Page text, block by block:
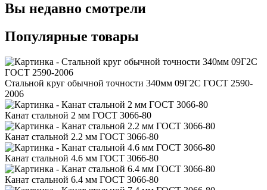
Вы недавно смотрели
Популярные товары
Стальной круг обычной точности 340мм 09Г2С ГОСТ 2590-
2006
Канат стальной 2 мм ГОСТ 3066-80
Канат стальной 2.2 мм ГОСТ 3066-80
Канат стальной 4.6 мм ГОСТ 3066-80
Канат стальной 6.4 мм ГОСТ 3066-80